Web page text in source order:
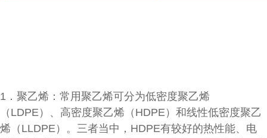
1．聚乙烯：常用聚乙烯可分为低密度聚乙烯
（LDPE）、高密度聚乙烯（HDPE）和线性低密度聚乙
烯（LLDPE）。三者当中，HDPE有较好的热性能、电